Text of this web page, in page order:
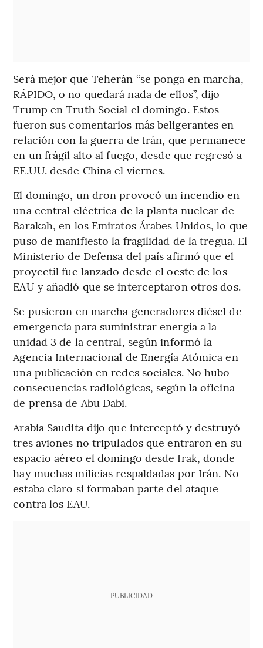
Será mejor que Teherán “se ponga en marcha,
RÁPIDO, o no quedará nada de ellos”, dijo
Trump en Truth Social el domingo. Estos
fueron sus comentarios más beligerantes en
relación con la guerra de Irán, que permanece
en un frágil alto al fuego, desde que regresó a
EE.UU. desde China el viernes.
El domingo, un dron provocó un incendio en
una central eléctrica de la planta nuclear de
Barakah, en los Emiratos Árabes Unidos, lo que
puso de manifiesto la fragilidad de la tregua. El
Ministerio de Defensa del país afirmó que el
proyectil fue lanzado desde el oeste de los
EAU y añadió que se interceptaron otros dos.
Se pusieron en marcha generadores diésel de
emergencia para suministrar energía a la
unidad 3 de la central, según informó la
Agencia Internacional de Energía Atómica en
una publicación en redes sociales. No hubo
consecuencias radiológicas, según la oficina
de prensa de Abu Dabi.
Arabia Saudita dijo que interceptó y destruyó
tres aviones no tripulados que entraron en su
espacio aéreo el domingo desde Irak, donde
hay muchas milicias respaldadas por Irán. No
estaba claro si formaban parte del ataque
contra los EAU.
PUBLICIDAD